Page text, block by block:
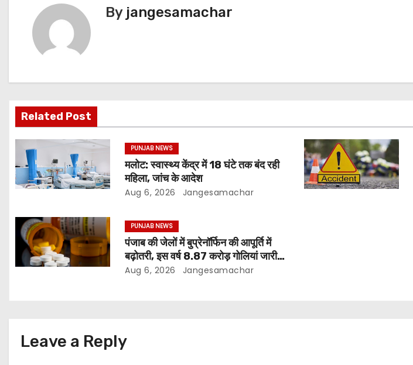
By jangesamachar
Related Post
PUNJAB NEWS
मलोट: स्वास्थ्य केंद्र में 18 घंटे तक बंद रही
महिला, जांच के आदेश
Aug 6, 2026 Jangesamachar
PUNJAB NEWS
पंजाब की जेलों में बुप्रेनॉर्फिन की आपूर्ति में
बढ़ोतरी, इस वर्ष 8.87 करोड़ गोलियां जारी:
रिपोर्ट
Aug 6, 2026 Jangesamachar
Leave a Reply